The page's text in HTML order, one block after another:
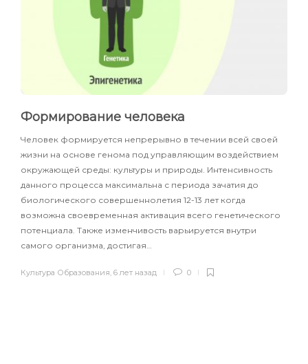
Формирование человека
Человек формируется непрерывно в течении всей своей
жизни на основе генома под управляющим воздействием
окружающей среды: культуры и природы. Интенсивность
данного процесса максимальна с периода зачатия до
биологического совершеннолетия 12-13 лет когда
возможна своевременная активация всего генетического
потенциала. Также изменчивость варьируется внутри
самого организма, достигая…
Культура Образования, 6 лет назад 0